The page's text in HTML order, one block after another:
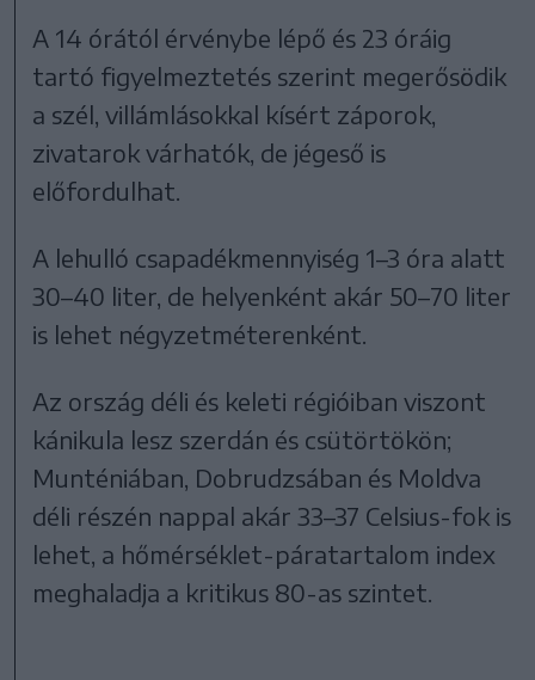
A 14 órától érvénybe lépő és 23 óráig
tartó figyelmeztetés szerint megerősödik
a szél, villámlásokkal kísért záporok,
zivatarok várhatók, de jégeső is
előfordulhat.
A lehulló csapadékmennyiség 1–3 óra alatt
30–40 liter, de helyenként akár 50–70 liter
is lehet négyzetméterenként.
Az ország déli és keleti régióiban viszont
kánikula lesz szerdán és csütörtökön;
Munténiában, Dobrudzsában és Moldva
déli részén nappal akár 33–37 Celsius-fok is
lehet, a hőmérséklet-páratartalom index
meghaladja a kritikus 80-as szintet.